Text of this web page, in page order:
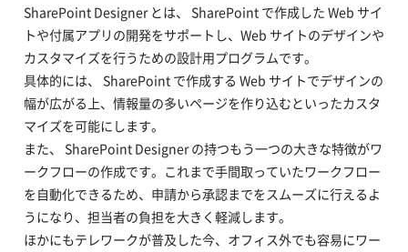
SharePoint Designer とは、 SharePoint で作成した Web サイ
トや付属アプリの開発をサポートし、Web サイトのデザインや
カスタマイズを行うための設計用プログラムです。
具体的には、 SharePoint で作成する Web サイトでデザインの
幅が広がる上、情報量の多いページを作り込むといったカスタ
マイズを可能にします。
また、 SharePoint Designer の持つもう一つの大きな特徴がワ
ークフローの作成です。これまで手間取っていたワークフロー
を自動化できるため、申請から承認までをスムーズに行えるよ
うになり、担当者の負担を大きく軽減します。
ほかにもテレワークが普及した今、オフィス外でも容易にワー